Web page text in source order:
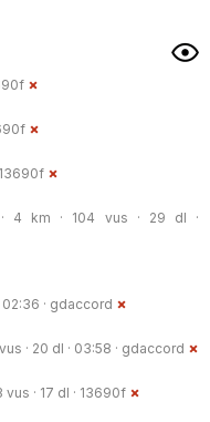
13690f
· 4 km · 104 vus · 29 dl ·
· gdaccord
· 20 dl · 03:58 · gdaccord
· 17 dl · 13690f